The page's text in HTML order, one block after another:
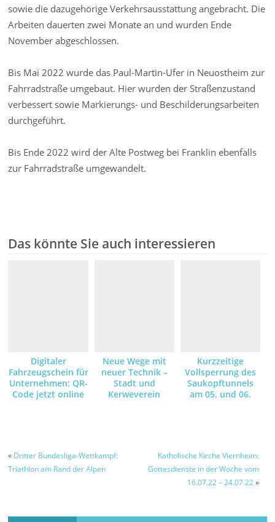
sowie die dazugehörige Verkehrsausstattung angebracht. Die
Arbeiten dauerten zwei Monate an und wurden Ende
November abgeschlossen.
Bis Mai 2022 wurde das Paul-Martin-Ufer in Neuostheim zur
Fahrradstraße umgebaut. Hier wurden der Straßenzustand
verbessert sowie Markierungs- und Beschilderungsarbeiten
durchgeführt.
Bis Ende 2022 wird der Alte Postweg bei Franklin ebenfalls
zur Fahrradstraße umgewandelt.
Das könnte Sie auch interessieren
Digitaler
Fahrzeugschein für
Unternehmen: QR-
Code jetzt online
Neue Wege mit
neuer Technik –
Stadt und
Kerweverein
Brandgefahr mit
LED-Leuchten
Kurzzeitige
Vollsperrung des
Saukopftunnels
am 05. und 06.
« Dritter Bundesliga-Wettkampf:
Triathlon am Rand der Alpen
Katholische Kirche Viernheim:
Gottesdienste in der Woche vom
16.07.22 – 24.07.22»